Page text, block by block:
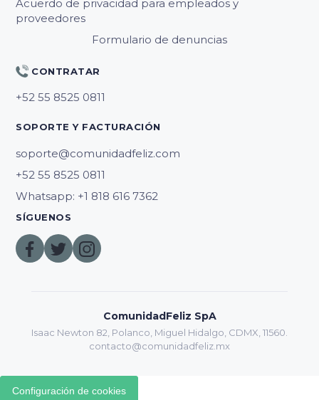
Acuerdo de privacidad para empleados y
proveedores
Formulario de denuncias
CONTRATAR
SOPORTE Y FACTURACIÓN
soporte@comunidadfeliz.com
Whatsapp: +1 818 616 7362
SÍGUENOS
ComunidadFeliz SpA
Isaac Newton 82, Polanco, Miguel Hidalgo, CDMX, 11560.
contacto@comunidadfeliz.mx
Configuración de cookies